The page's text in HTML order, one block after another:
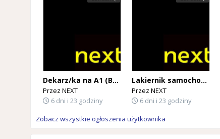
Dekarz/ka na A1 (BELGIA)
Przez NEXT
6 dni i 23 godziny
Lakiernik samochodowy na A1 (BELGIA)
Przez NEXT
6 dni i 23 godziny
Zobacz wszystkie ogłoszenia użytkownika